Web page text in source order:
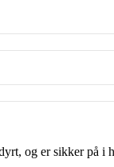
og er sikker på i